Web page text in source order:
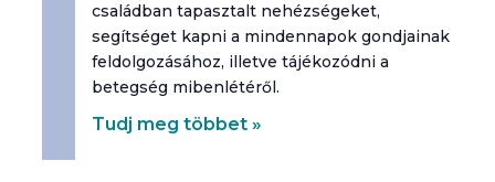
családban tapasztalt nehézségeket,
segítséget kapni a mindennapok gondjainak
feldolgozásához, illetve tájékozódni a
betegség mibenlétéről.
Tudj meg többet »